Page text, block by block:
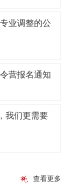
业调整的公
营报名通知
我们更需要
查看更多